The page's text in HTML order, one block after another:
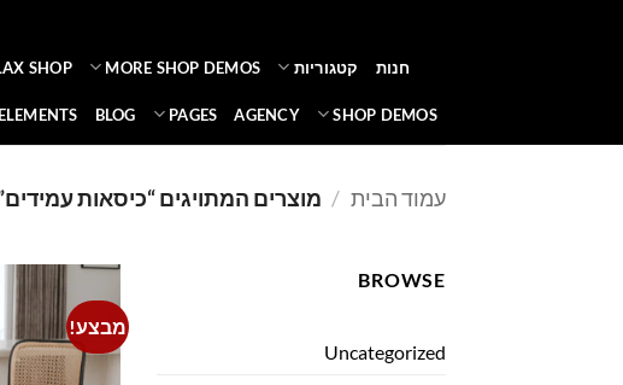
חנות קטגוריות MORE SHOP DEMOS
SHOP
SHOP DEMOS
AGENCY
PAGES
BLOG
ELEMENTS
עמוד הבית / מוצרים המתויגים “כיסאות
BROWSE
Uncategorized
מבצע!